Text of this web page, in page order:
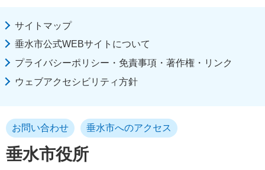
サイトマップ
垂水市公式WEBサイトについて
プライバシーポリシー・免責事項・著作権・リンク
ウェブアクセシビリティ方針
垂水市役所
お問い合わせ 垂水市へのアクセス